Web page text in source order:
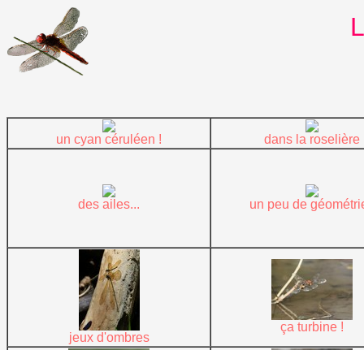
un cyan céruléen ! dans la roselière
des ailes... un peu de
jeux d'ombres
ça turbine !